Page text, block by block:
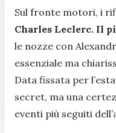
Sul fronte motori, i
Charles Leclerc. Il
le nozze con
essenziale ma
Data fissata per
secret, ma una
eventi più seguiti